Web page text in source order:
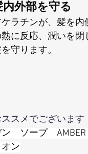
外部を守る
ラチンが、髪を内
に反応、潤いを閉
守ります。
スメでございます
　ソープ　
ン